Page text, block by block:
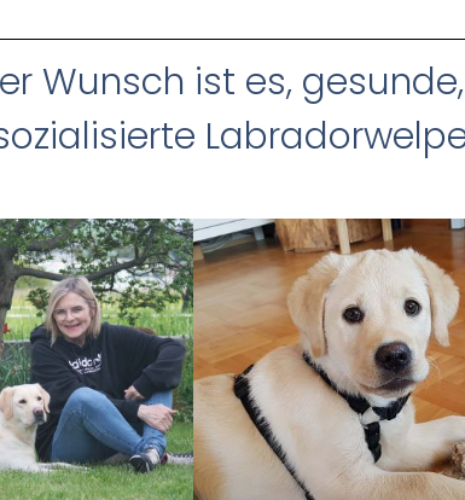
Wunsch ist es,